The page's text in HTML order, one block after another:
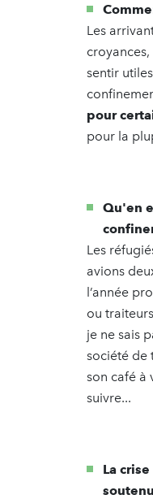
Les
sentir
pour
pour la
Qu'en
Les
avions
l’année
ou
je ne sais
société de
son café à
suivre...
La